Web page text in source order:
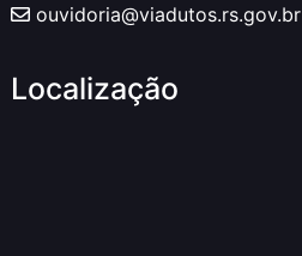
ouvidoria@viadutos.rs.gov.br
Localização